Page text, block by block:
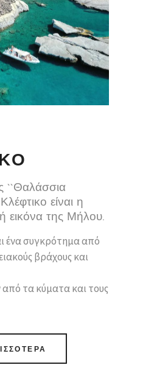
``Θαλάσσια
είναι η
εικόνα της Μήλου.
ένα συγκρότημα από
βράχους και
τα κύματα και τους